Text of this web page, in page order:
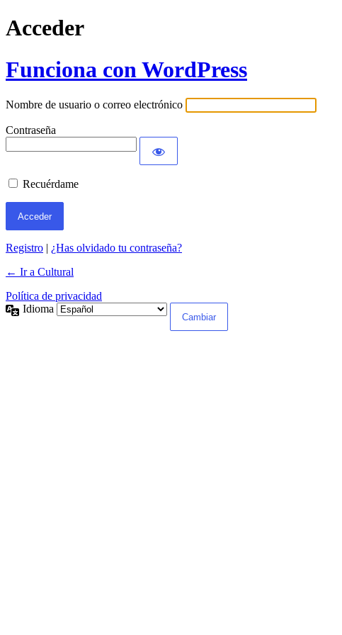
Acceder
Funciona con WordPress
Nombre de usuario o correo electrónico
Contraseña
Recuérdame
Registro | ¿Has olvidado tu contraseña?
← Ir a Cultural
Política de privacidad
Idioma